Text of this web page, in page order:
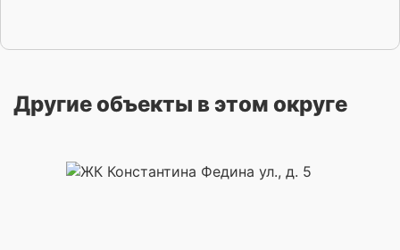
Другие объекты в этом округе